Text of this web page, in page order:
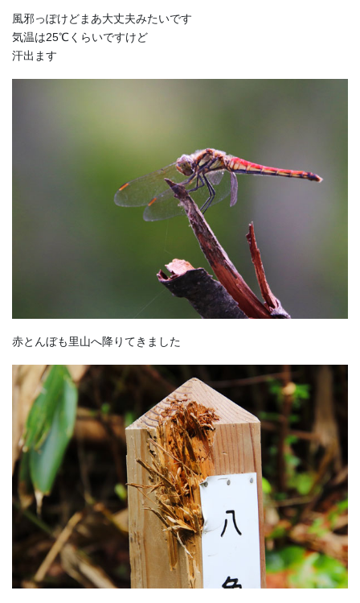
風邪っぽけどまあ大丈夫みたいです
気温は25℃くらいですけど
汗出ます
赤とんぼも里山へ降りてきました